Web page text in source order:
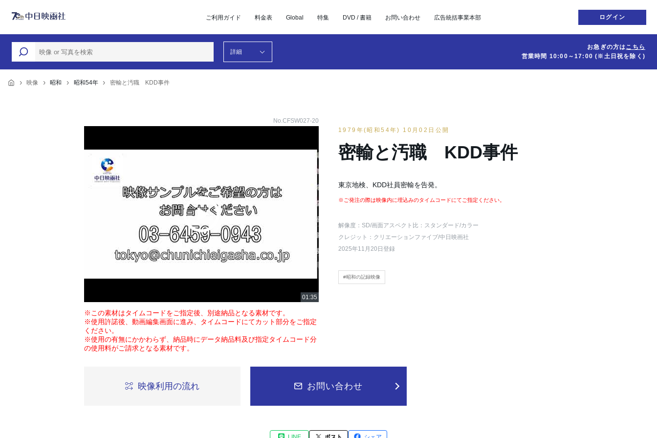
ご利用ガイド 料金表 Global 特集 DVD / 書籍 お問い合わせ 広告統括事業本部 ログイン
詳細
お急ぎの方はこちら
営業時間 10:00～17:00(※土日祝を除く)
映像 昭和 昭和54年 密輸と汚職 KDD事件
No.CFSW027-20
※この素材はタイムコードをご指定後、別途納品となる素材です。
※使用許諾後、動画編集画面に進み、タイムコードにてカット部分をご指定
ください。
※使用の有無にかかわらず、納品時にデータ納品料及び指定タイムコード分
の使用料がご請求となる素材です。
1979年(昭和54年) 10月02日公開
密輸と汚職 KDD事件
東京地検、KDD社員密輸を告発。
※ご発注の際は映像内に埋込みのタイムコードにてご指定ください。
解像度：SD/画面アスペクト比：スタンダード/カラー
クレジット：クリエーションファイブ/中日映画社
2025年11月20日登録
#昭和の記録映像
映像利用の流れ お問い合わせ